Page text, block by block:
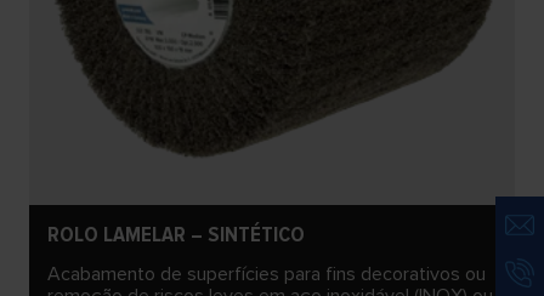
ROLO LAMELAR – SINTÉTICO
Acabamento de superfícies para fins decorativos ou